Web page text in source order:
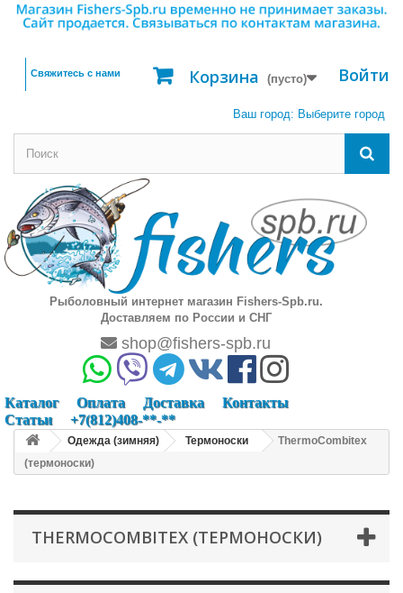
Войти
Корзина (пусто)
Свяжитесь с нами
Ваш город: Выберите город
Рыболовный интернет магазин Fishers-Spb.ru.
Доставляем по России и СНГ
shop@fishers-spb.ru
Каталог Оплата Доставка
Контакты
Статьи
+7(812)408-**-**
Одежда (зимняя) Термоноски
ThermoCombitex
(термоноски)
THERMOCOMBITEX (ТЕРМОНОСКИ)